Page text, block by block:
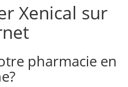
Xenical sur
pharmacie en